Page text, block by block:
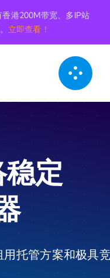
港200M带宽、多IP站
立即查看！
定
托管方案和极具